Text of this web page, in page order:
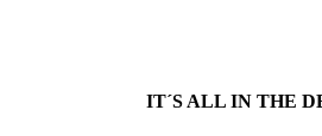
IT´S ALL IN THE